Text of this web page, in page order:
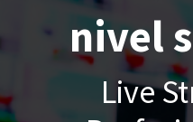
nivel
Live